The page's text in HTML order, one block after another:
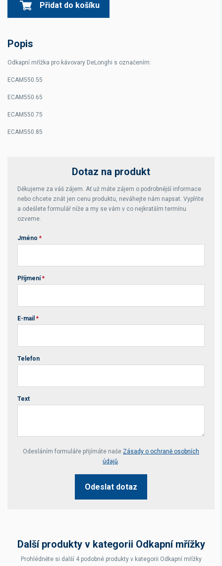
Přidat do košíku
Popis
Odkapní mřížka pro kávovary DeLonghi s označením:
ECAM550.55
ECAM550.65
ECAM550.75
ECAM550.85
Dotaz na produkt
Děkujeme za váš zájem. Ať už máte zájem o podrobnější informace
nebo chcete znát jen cenu produktu, neváhejte nám napsat. Vyplňte
a odešlete formulář níže a my se vám v co nejkratším termínu
ozveme.
Jméno *
Příjmení *
E-mail *
Telefon
Text
Your website *
Odesláním formuláře přijímáte naše Zásady o ochraně osobních
údajů.
Odeslat dotaz
Další produkty v kategorii Odkapní mřížky
Prohlédněte si další 4 podobné produkty v kategorii Odkapní mřížky